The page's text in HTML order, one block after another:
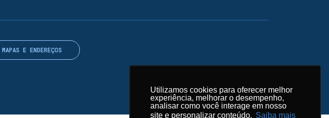
Utilizamos cookies para oferecer melhor
experiência, melhorar o desempenho,
analisar como você interage em nosso
site e personalizar conteúdo. Saiba mais
Utilizamos cookies para oferecer melhor
experiência, melhorar o desempenho,
analisar como você interage em nosso
site e personalizar conteúdo. Saiba mais
MAPAS E ENDEREÇOS